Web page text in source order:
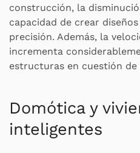
construcción, la
capacidad de crear
precisión. Además, la
incrementa
estructuras en cuestión de
Domótica y
inteligentes